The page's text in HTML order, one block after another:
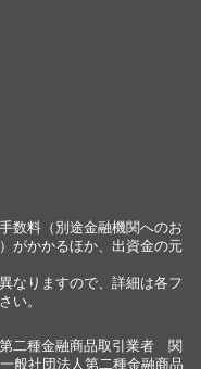
数料（別途金融機関へのお
がかかるほか、出資金の元
なりますので、詳細は各フ
い。
二種金融商品取引業者 関
般社団法人第二種金融商品